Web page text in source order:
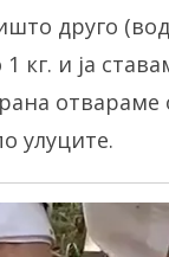
друго
кг. и ја
улуците.